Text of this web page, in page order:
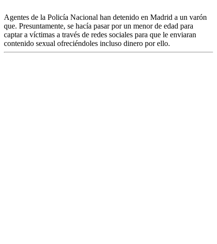
Agentes de la Policía Nacional han detenido en Madrid a un varón
que. Presuntamente, se hacía pasar por un menor de edad para
captar a víctimas a través de redes sociales para que le enviaran
contenido sexual ofreciéndoles incluso dinero por ello.